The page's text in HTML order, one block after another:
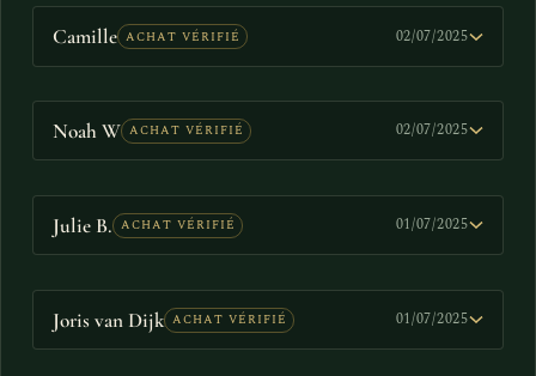
Camille ACHAT VÉRIFIÉ 02/07/2025
Noah W ACHAT VÉRIFIÉ 02/07/2025
Julie B. ACHAT VÉRIFIÉ 01/07/2025
Joris van Dijk ACHAT VÉRIFIÉ 01/07/2025